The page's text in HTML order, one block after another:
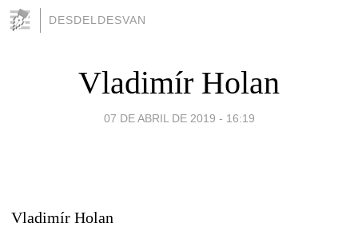
DESDELDESVAN
Vladimír Holan
07 DE ABRIL DE 2019 - 16:19
Vladimír Holan